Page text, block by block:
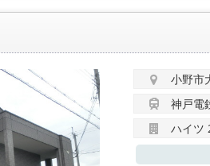
小野市
神戸電
ハイツ